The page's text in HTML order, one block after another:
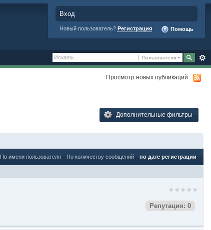
Вход
Новый пользователь? Регистрация Помощь
Пользователи
Просмотр новых публикаций
Дополнительные фильтры
По имени пользователя По количеству сообщений по дате регистрации
Репутация: 0